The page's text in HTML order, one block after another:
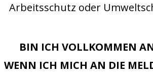
Arbeitsschutz oder
BIN ICH VOLLKOMMEN
WENN ICH MICH AN DIE